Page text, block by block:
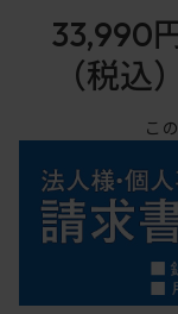
33,990
（税込）
こ